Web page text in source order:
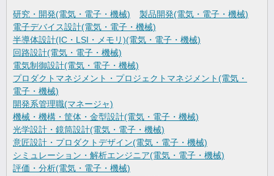
研究・開発(電気・電子・機械)
製品開発(電気・電子・機械)
電子デバイス設計(電気・電子・機械)
半導体設計(IC・LSI・メモリ)(電気・電子・機械)
回路設計(電気・電子・機械)
電気制御設計(電気・電子・機械)
プロダクトマネジメント・プロジェクトマネジメント(電気・
電子・機械)
開発系管理職(マネージャ)
機械・機構・筐体・金型設計(電気・電子・機械)
光学設計・鏡筒設計(電気・電子・機械)
意匠設計・プロダクトデザイン(電気・電子・機械)
シミュレーション・解析エンジニア(電気・電子・機械)
評価・分析(電気・電子・機械)